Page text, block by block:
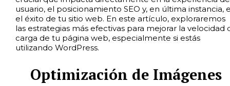
usuario, el posicionamiento SEO y, en última instancia,
el éxito de tu sitio web. En este artículo, exploraremos
las estrategias más efectivas para mejorar la velocidad
carga de tu página web, especialmente si estás
utilizando WordPress.
Optimización de Imágenes